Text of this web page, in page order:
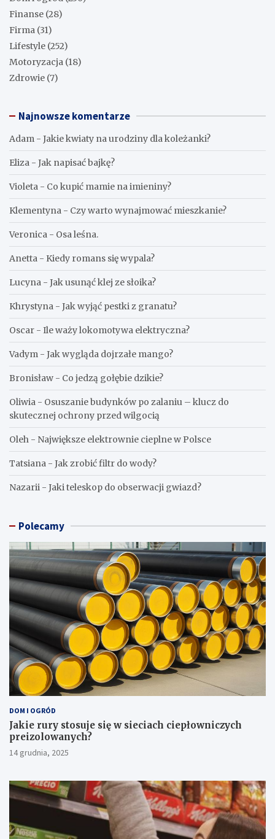
Finanse (28)
Firma (31)
Lifestyle (252)
Motoryzacja (18)
Zdrowie (7)
Najnowsze komentarze
Adam - Jakie kwiaty na urodziny dla koleżanki?
Eliza - Jak napisać bajkę?
Violeta - Co kupić mamie na imieniny?
Klementyna - Czy warto wynajmować mieszkanie?
Veronica - Osa leśna.
Anetta - Kiedy romans się wypala?
Lucyna - Jak usunąć klej ze słoika?
Khrystyna - Jak wyjąć pestki z granatu?
Oscar - Ile waży lokomotywa elektryczna?
Vadym - Jak wygląda dojrzałe mango?
Bronisław - Co jedzą gołębie dzikie?
Oliwia - Osuszanie budynków po zalaniu – klucz do
skutecznej ochrony przed wilgocią
Oleh - Największe elektrownie cieplne w Polsce
Tatsiana - Jak zrobić filtr do wody?
Nazarii - Jaki teleskop do obserwacji gwiazd?
Polecamy
DOM I OGRÓD
Jakie rury stosuje się w sieciach ciepłowniczych
preizolowanych?
14 grudnia, 2025